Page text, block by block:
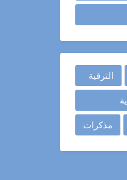
الترقية
مذكرات